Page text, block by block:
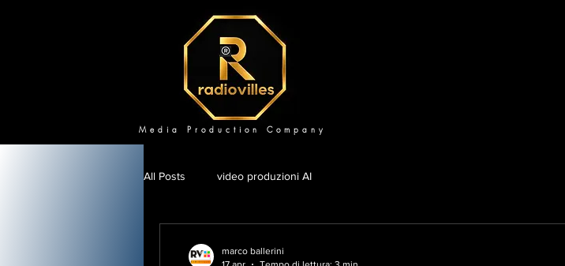
Media Production Company
All Posts video produzioni AI
marco ballerini